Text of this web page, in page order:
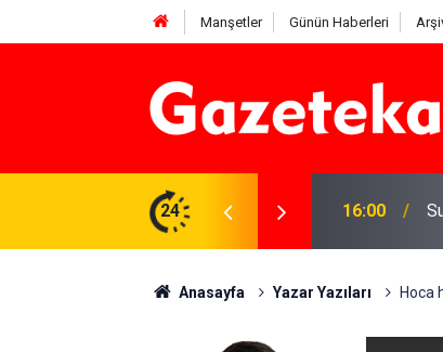
Manşetler Günün Haberleri
24
çalışmaları değerlendirildi 16:00
Anasayfa Yazar Yazıları Hoca